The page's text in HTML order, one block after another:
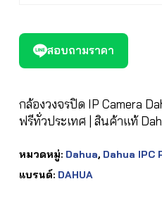
สอบถามราคา
กล้องวงจรปิด IP Camera
ฟรีทั่วประเทศ | สินค้าแท้
หมวดหมู่: Dahua, Dahua IPC
แบรนด์: DAHUA